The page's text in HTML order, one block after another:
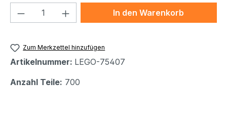
Produkt Anzahl: Gib denIn den Warenkorb
Zum Merkzettel hinzufügen
Artikelnummer: LEGO-75407
Anzahl Teile: 700